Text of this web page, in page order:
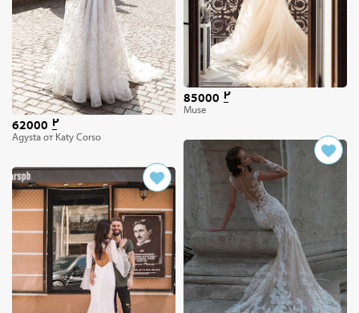
62000
Agysta от Katy Corso
85000
Muse